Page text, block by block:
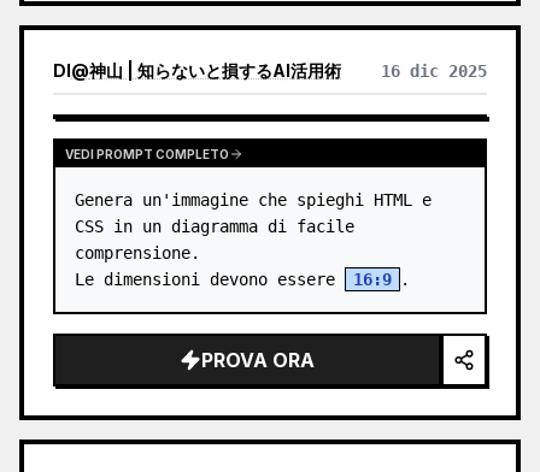
DI@神山 | 知らないと損するAI活用術 16 dic 2025
VEDI PROMPT COMPLETO
Genera un'immagine che spieghi HTML e
CSS in un diagramma di facile
comprensione.
Le dimensioni devono essere
16:9 .
PROVA ORA